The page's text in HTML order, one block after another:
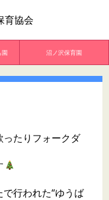
育協会
園 沼ノ沢保育園
ったりフォークダ
行われた“ゆうば